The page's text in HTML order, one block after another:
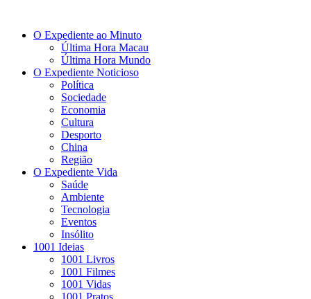
O Expediente ao Minuto
Última Hora Macau
Última Hora Mundo
O Expediente Noticioso
Política
Sociedade
Economia
Cultura
Desporto
China
Região
O Expediente Vida
Saúde
Ambiente
Tecnologia
Eventos
Insólito
1001 Ideias
1001 Livros
1001 Filmes
1001 Vidas
1001 Pratos